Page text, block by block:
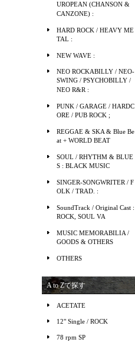
UROPEAN (CHANSON &
CANZONE) :
HARD ROCK / HEAVY ME
TAL :
NEW WAVE :
NEO ROCKABILLY / NEO-
SWING / PSYCHOBILLY /
NEO R&R :
PUNK / GARAGE / HARDC
ORE / PUB ROCK ;
REGGAE & SKA & Blue Be
at + WORLD BEAT
SOUL / RHYTHM & BLUE
S : BLACK MUSIC
SINGER-SONGWRITER / F
OLK / TRAD. :
SoundTrack / Original Cast :
ROCK, SOUL VA
MUSIC MEMORABILIA /
GOODS & OTHERS
OTHERS
A to Zで探す
ACETATE
12" Single / ROCK
78 rpm SP